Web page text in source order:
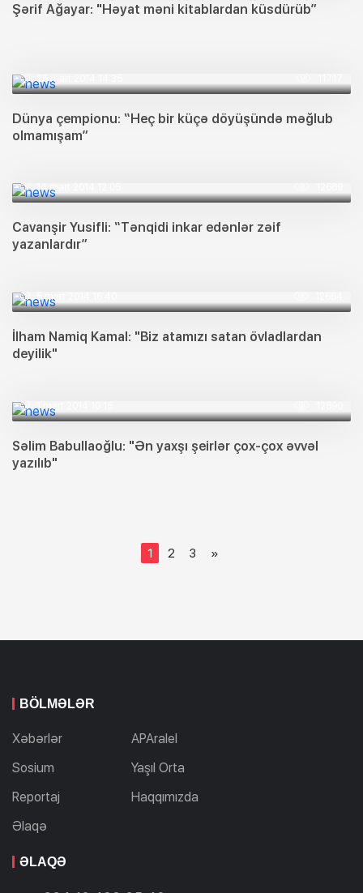
Şərif Ağayar: "Həyat məni kitablardan küsdürüb”
Dünya çempionu: “Heç bir küçə döyüşündə məğlub
olmamışam”
14 mart 2014 12:05
Cavanşir Yusifli: “Tənqidi inkar edənlər zəif
yazanlardır”
5 mart 2014 16:40
İlham Namiq Kamal: "Biz atamızı satan övladlardan
deyilik"
1 mart 2014 10:16
Səlim Babullaoğlu: "Ən yaxşı şeirlər çox-çox əvvəl
yazılıb"
1 2 3 »
BÖLMƏLƏR
Xəbərlər
APAralel
Sosium
Yaşıl Orta
Reportaj
Haqqımızda
Əlaqə
ƏLAQƏ